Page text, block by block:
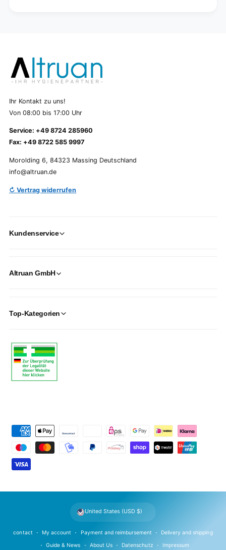
Ihr Kontakt zu uns!
Von 08:00 bis 17:00 Uhr
Service: +49 8724 285960
Fax: +49 8722 585 9997
Morolding 6, 84323 Massing Deutschland
info@altruan.de
↻ Vertrag widerrufen
Kundenservice
Altruan GmbH
Top-Kategorien
m
n
contact My account Payment and reimbursement Delivery and shipping
Guide & News About Us Datenschutz Impressum
United States (USD $)